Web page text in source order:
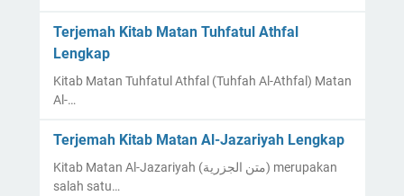
Terjemah Kitab Matan Tuhfatul Athfal
Lengkap
Kitab Matan Tuhfatul Athfal (Tuhfah Al-Athfal) Matan
Al-…
Terjemah Kitab Matan Al-Jazariyah Lengkap
Kitab Matan Al-Jazariyah (متن الجزرية) merupakan
salah satu…